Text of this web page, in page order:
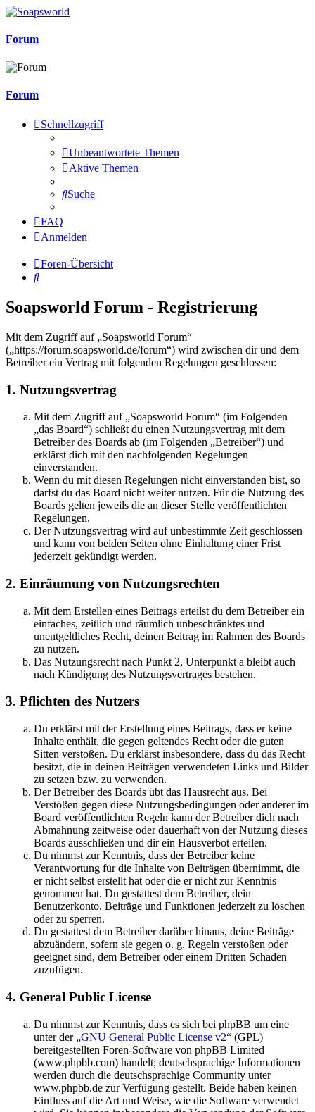
Forum
Forum
Schnellzugriff
Unbeantwortete Themen
Aktive Themen
Suche
FAQ
Anmelden
Foren-Übersicht
Suche
Soapsworld Forum - Registrierung
Mit dem Zugriff auf „Soapsworld Forum“
(„https://forum.soapsworld.de/forum“) wird zwischen dir und dem
Betreiber ein Vertrag mit folgenden Regelungen geschlossen:
1. Nutzungsvertrag
Mit dem Zugriff auf „Soapsworld Forum“ (im Folgenden
„das Board“) schließt du einen Nutzungsvertrag mit dem
Betreiber des Boards ab (im Folgenden „Betreiber“) und
erklärst dich mit den nachfolgenden Regelungen
einverstanden.
Wenn du mit diesen Regelungen nicht einverstanden bist, so
darfst du das Board nicht weiter nutzen. Für die Nutzung des
Boards gelten jeweils die an dieser Stelle veröffentlichten
Regelungen.
Der Nutzungsvertrag wird auf unbestimmte Zeit geschlossen
und kann von beiden Seiten ohne Einhaltung einer Frist
jederzeit gekündigt werden.
2. Einräumung von Nutzungsrechten
Mit dem Erstellen eines Beitrags erteilst du dem Betreiber ein
einfaches, zeitlich und räumlich unbeschränktes und
unentgeltliches Recht, deinen Beitrag im Rahmen des Boards
zu nutzen.
Das Nutzungsrecht nach Punkt 2, Unterpunkt a bleibt auch
nach Kündigung des Nutzungsvertrages bestehen.
3. Pflichten des Nutzers
Du erklärst mit der Erstellung eines Beitrags, dass er keine
Inhalte enthält, die gegen geltendes Recht oder die guten
Sitten verstoßen. Du erklärst insbesondere, dass du das Recht
besitzt, die in deinen Beiträgen verwendeten Links und Bilder
zu setzen bzw. zu verwenden.
Der Betreiber des Boards übt das Hausrecht aus. Bei
Verstößen gegen diese Nutzungsbedingungen oder anderer im
Board veröffentlichten Regeln kann der Betreiber dich nach
Abmahnung zeitweise oder dauerhaft von der Nutzung dieses
Boards ausschließen und dir ein Hausverbot erteilen.
Du nimmst zur Kenntnis, dass der Betreiber keine
Verantwortung für die Inhalte von Beiträgen übernimmt, die
er nicht selbst erstellt hat oder die er nicht zur Kenntnis
genommen hat. Du gestattest dem Betreiber, dein
Benutzerkonto, Beiträge und Funktionen jederzeit zu löschen
oder zu sperren.
Du gestattest dem Betreiber darüber hinaus, deine Beiträge
abzuändern, sofern sie gegen o. g. Regeln verstoßen oder
geeignet sind, dem Betreiber oder einem Dritten Schaden
zuzufügen.
4. General Public License
Du nimmst zur Kenntnis, dass es sich bei phpBB um eine
unter der „GNU General Public License v2“ (GPL)
bereitgestellten Foren-Software von phpBB Limited
(www.phpbb.com) handelt; deutschsprachige Informationen
werden durch die deutschsprachige Community unter
www.phpbb.de zur Verfügung gestellt. Beide haben keinen
Einfluss auf die Art und Weise, wie die Software verwendet